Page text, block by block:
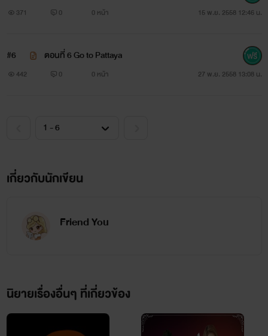
การ์ฟิลส์
371 0 0 หน้า 15 พ.ย. 2558 12:46 น.
#6 ตอนที่ 6 Go to Pattaya
442 0 0 หน้า 27 พ.ย. 2558 13:08 น.
เกี่ยวกับนักเขียน
Friend You
นิยายเรื่องอื่นๆ ที่เกี่ยวข้อง